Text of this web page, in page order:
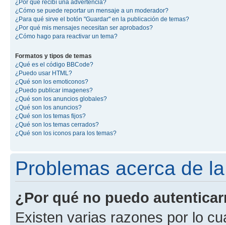
¿Por qué recibí una advertencia?
¿Cómo se puede reportar un mensaje a un moderador?
¿Para qué sirve el botón "Guardar" en la publicación de temas?
¿Por qué mis mensajes necesitan ser aprobados?
¿Cómo hago para reactivar un tema?
Formatos y tipos de temas
¿Qué es el código BBCode?
¿Puedo usar HTML?
¿Qué son los emoticonos?
¿Puedo publicar imagenes?
¿Qué son los anuncios globales?
¿Qué son los anuncios?
¿Qué son los temas fijos?
¿Qué son los temas cerrados?
¿Qué son los iconos para los temas?
Problemas acerca de
¿Por qué no puedo
Existen varias razones por lo